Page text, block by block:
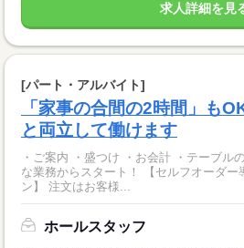
求人詳細を見
[パート・アルバイト]
「家事の合間の2時間」も
と両立して働けます
・ご案内 ・盛つけ ・お会計 ・テーブ
な業務からスタート！ 【セルフオーダー導入なので接客がカンタ
ン】 注文はお客様...
ホールスタッフ